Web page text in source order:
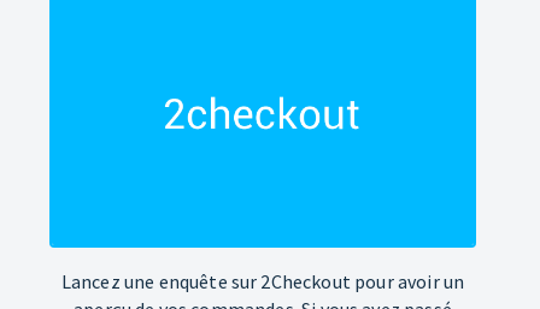
Lancez une enquête sur 2Checkout pour avoir un